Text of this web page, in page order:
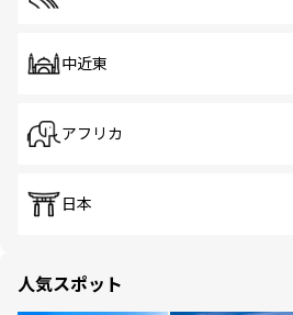
中近東
アフリカ
日本
人気スポット